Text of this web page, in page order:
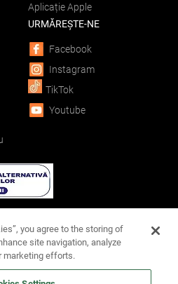
Aplicație Apple
URMĂREȘTE-NE
Facebook
Instagram
TikTok
Youtube
you agree to the storing of
site navigation, analyze
marketing efforts.